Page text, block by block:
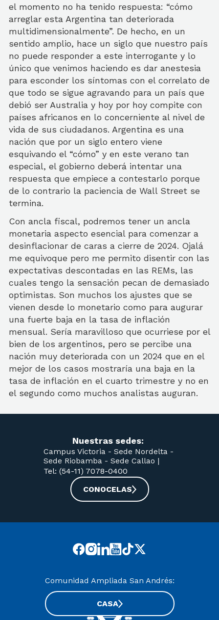
el momento no ha tenido respuesta: “cómo
arreglar esta Argentina tan deteriorada
multidimensionalmente”. De hecho, en un
sentido amplio, hace un siglo que nuestro país
no puede responder a este interrogante y lo
único que venimos haciendo es dar anestesia
para esconder los síntomas con el correlato de
que todo se sigue agravando para un país que
debió ser Australia y hoy por hoy compite con
países africanos en lo concerniente al nivel de
vida de sus ciudadanos. Argentina es una
nación que por un siglo entero viene
esquivando el “cómo” y en este verano tan
especial, el gobierno deberá intentar una
respuesta que empiece a contestarlo porque
de lo contrario la paciencia de Wall Street se
termina.
Con ancla fiscal, podremos tener un ancla
monetaria aspecto esencial para comenzar a
desinflacionar de caras a cierre de 2024. Ojalá
me equivoque pero me permito disentir con las
expectativas descontadas en las REMs, las
cuales tengo la sensación pecan de demasiado
optimistas. Son muchos los ajustes que se
vienen desde lo monetario como para augurar
una fuerte baja en la tasa de inflación
mensual. Sería maravilloso que ocurriese por el
bien de los argentinos, pero se percibe una
nación muy deteriorada con un 2024 que en el
mejor de los casos mostraría una baja en la
tasa de inflación en el cuarto trimestre y no en
el segundo como muchos analistas auguran.
Nuestras sedes:
Campus Victoria - Sede Nordelta -
Sede Riobamba - Sede Callao |
Tel: (54-11) 7078-0400
CONOCELAS
Comunidad Ampliada San Andrés:
CASA